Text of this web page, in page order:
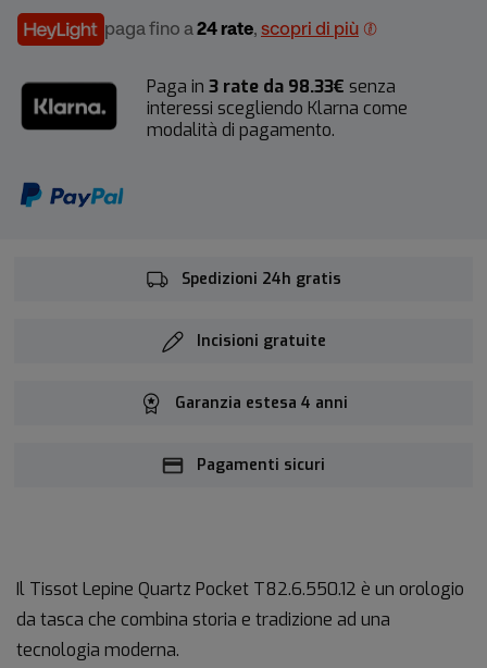
paga fino a 24 rate, scopri di più
Paga in 3 rate da 98.33€ senza
interessi scegliendo Klarna come
modalità di pagamento.
Spedizioni 24h gratis
Incisioni gratuite
Garanzia estesa 4 anni
Pagamenti sicuri
Il Tissot Lepine Quartz Pocket T82.6.550.12 è un orologio
da tasca che combina storia e tradizione ad una
tecnologia moderna.